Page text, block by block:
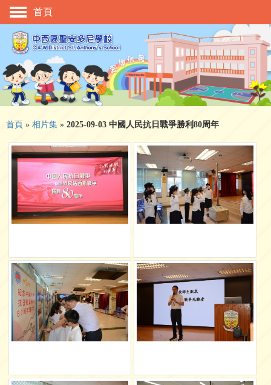
主頁
校慶活動
管理與組織
學與教
校風及學生支援
學生表現
相片及影片
升中資訊
入學申請
校友會
首頁
首頁 » 相片集 » 2025-09-03 中國人民抗日戰爭勝利80周年